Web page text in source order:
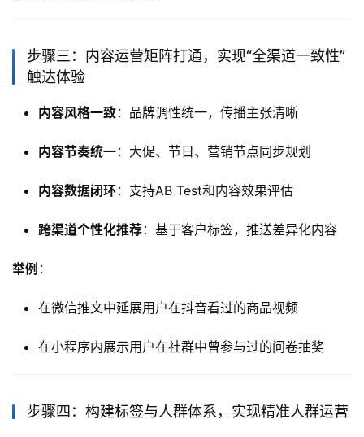
步骤三：内容运营矩阵打通，实现“全渠道一致性”
触达体验
内容风格一致：品牌调性统一，传播主张清晰
内容节奏统一：大促、节日、营销节点同步规划
内容数据闭环：支持AB Test和内容效果评估
跨渠道个性化推荐：基于客户标签，推送差异化内容
举例 ：
在微信推文中延展用户在抖音看过的商品视频
在小程序内展示用户在社群中曾参与过的问卷抽奖
步骤四：构建标签与人群体系，实现精准人群运营